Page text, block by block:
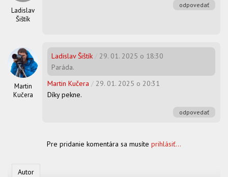
Ladislav
Šištík
odpovedať
Martin
Kučera
Ladislav Šištík
29. 01. 2025 o 18:30
Paráda.
Martin Kučera / 29. 01. 2025 o 20:31
Díky pekne.
odpovedať
Pre pridanie komentára sa musíte prihlásiť...
Autor